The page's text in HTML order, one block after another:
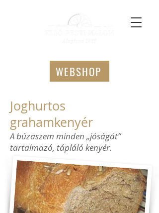
WEBSHOP
Joghurtos
grahamkenyér
A búzaszem minden „jóságát”
tartalmazó, tápláló kenyér.